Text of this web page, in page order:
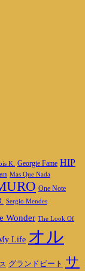
K. Georgie Fame HIP
Mas Que Nada
One Note
Sergio Mendes
Wonder The Look Of
Life オル
グランドビート サ